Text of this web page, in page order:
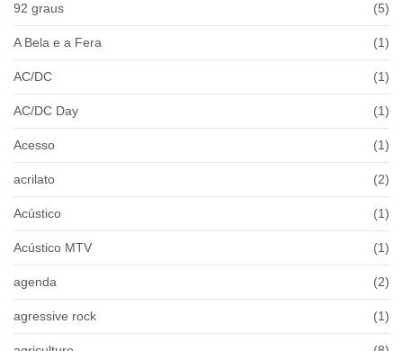
92 graus (5)
A Bela e a Fera (1)
AC/DC (1)
AC/DC Day (1)
Acesso (1)
acrilato (2)
Acústico (1)
Acústico MTV (1)
agenda (2)
agressive rock (1)